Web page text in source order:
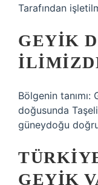
Tarafından
GEYIK
Bölgenin tanımı:
doğusunda
güneydoğu
GEYIK